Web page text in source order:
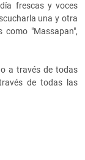
frescas y voces
una y otra
"Massapan",
a través de todas
de todas las